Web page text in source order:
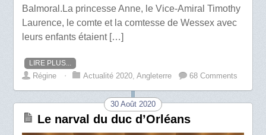
Balmoral.La princesse Anne, le Vice-Amiral Timothy
Laurence, le comte et la comtesse de Wessex avec
leurs enfants étaient […]
LIRE PLUS...
Régine ⋅ Actualité 2020,Angleterre 68 Comments
30 Août 2020
Le narval du duc d’Orléans